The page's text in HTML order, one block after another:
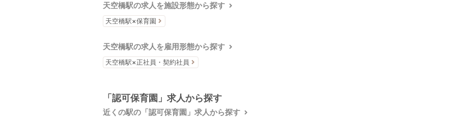
天空橋駅の求人を施設形態から探す
天空橋駅×保育園
天空橋駅の求人を雇用形態から探す
天空橋駅×正社員・契約社員
「認可保育園」求人から探す
近くの駅の「認可保育園」求人から探す